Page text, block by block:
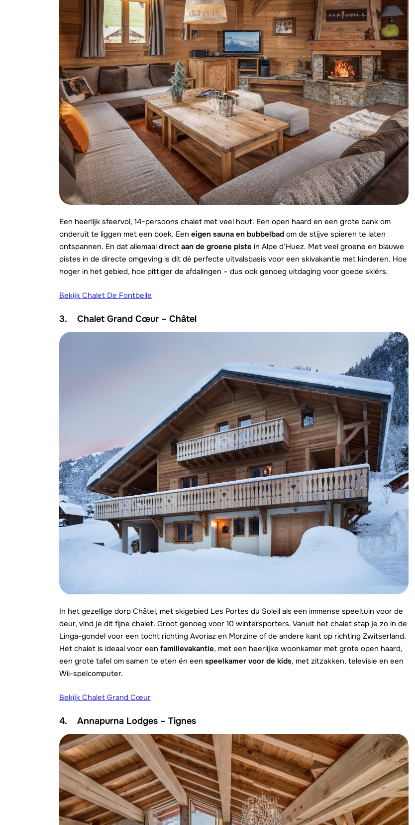
Een heerlijk sfeervol, 14-persoons chalet met veel hout. Een open haard en een grote bank om
onderuit te liggen met een boek. Een eigen sauna en bubbelbad om de stijve spieren te laten
ontspannen. En dat allemaal direct aan de groene piste in Alpe d’Huez. Met veel groene en blauwe
pistes in de directe omgeving is dit dé perfecte uitvalsbasis voor een skivakantie met kinderen. Hoe
hoger in het gebied, hoe pittiger de afdalingen – dus ook genoeg uitdaging voor goede skiërs.
Bekijk Chalet De Fontbelle
3. Chalet Grand Cœur – Châtel
In het gezellige dorp Châtel, met skigebied Les Portes du Soleil als een immense speeltuin voor de
deur, vind je dit fijne chalet. Groot genoeg voor 10 wintersporters. Vanuit het chalet stap je zo in de
Linga-gondel voor een tocht richting Avoriaz en Morzine of de andere kant op richting Zwitserland.
Het chalet is ideaal voor een familievakantie, met een heerlijke woonkamer met grote open haard,
een grote tafel om samen te eten én een speelkamer voor de kids, met zitzakken, televisie en een
Wii-spelcomputer.
Bekijk Chalet Grand Cœur
4. Annapurna Lodges – Tignes